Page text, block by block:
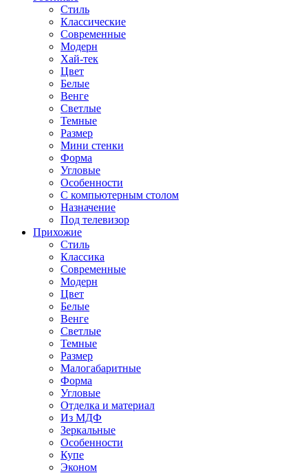
Стиль
Классические
Современные
Модерн
Хай-тек
Цвет
Белые
Венге
Светлые
Темные
Размер
Мини стенки
Форма
Угловые
Особенности
С компьютерным столом
Назначение
Под телевизор
Прихожие
Стиль
Классика
Современные
Модерн
Цвет
Белые
Венге
Светлые
Темные
Размер
Малогабаритные
Форма
Угловые
Отделка и материал
Из МДФ
Зеркальные
Особенности
Купе
Эконом